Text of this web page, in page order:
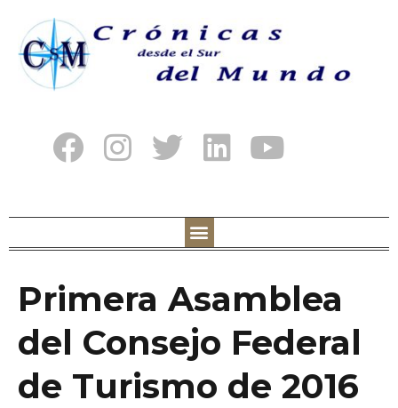
Primera Asamblea
del Consejo Federal
de Turismo de 2016